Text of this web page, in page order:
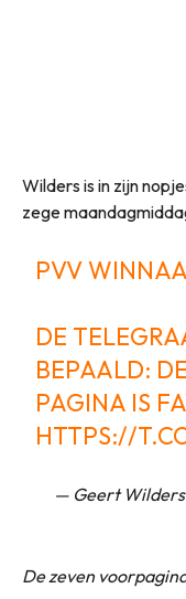
Wilders is in zijn
zege
PVV
DE
BEPAALD:
PAGINA IS
HTTPS://
— Geert
De zeven